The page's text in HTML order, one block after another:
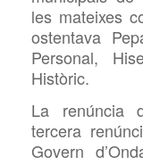
les mateixes
ostentava
Personal,
Històric.
La renúncia
tercera
Govern